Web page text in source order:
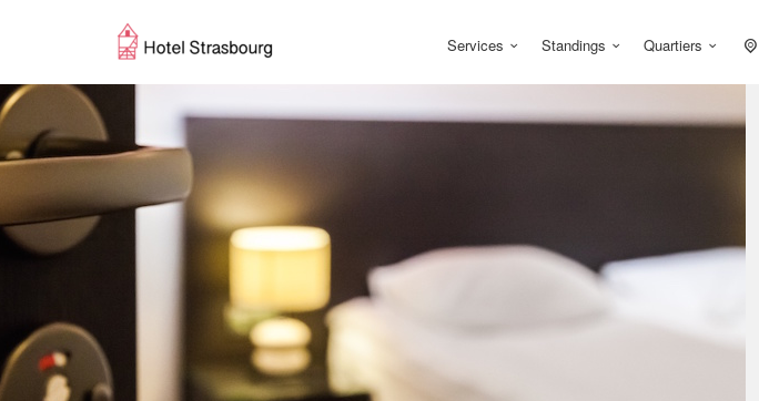
Services Standings Quartiers